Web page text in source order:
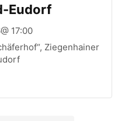
Eudorf
17:00
Ziegenhainer